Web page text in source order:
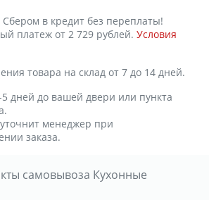
Сбером в кредит без переплаты!
платеж от 2 729 рублей. Условия
товара на склад от 7 до 14 дней.
5 дней до вашей двери или пункта
менеджер при
заказа.
самовывоза Кухонные